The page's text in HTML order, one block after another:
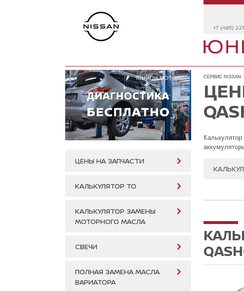
+7 (495)
ЦЕНЫ НА ЗАПЧАСТИ
КАЛЬКУЛЯТОР ТО
КАЛЬКУЛЯТОР ЗАМЕНЫ
МОТОРНОГО МАСЛА
СВЕЧИ
ПОЛНАЯ ЗАМЕНА МАСЛА
ВАРИАТОРА
СЕРВИС NISSAN